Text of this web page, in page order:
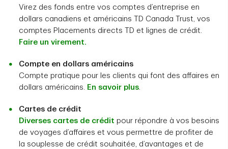
Virez des fonds entre vos comptes d’entreprise en
dollars canadiens et américains TD Canada Trust, vos
comptes Placements directs TD et lignes de crédit.
Faire un virement.
Compte en dollars américains
Compte pratique pour les clients qui font des affaires en
dollars américains. En savoir plus.
Cartes de crédit
Diverses cartes de crédit pour répondre à vos besoins
de voyages d’affaires et vous permettre de profiter de
la souplesse de crédit souhaitée, d’avantages et de